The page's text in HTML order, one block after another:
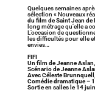
Quelques semaines
sélection « Nouveaux
du film de Saint Jean de
long métrage qu’elle a
L’occasion de
les difficultés pour elle
envies…
FIFI
Un film de Jeanne
Scénario de Jeanne
Avec Céleste
Comédie dramatique –
Sortie en salles le 14